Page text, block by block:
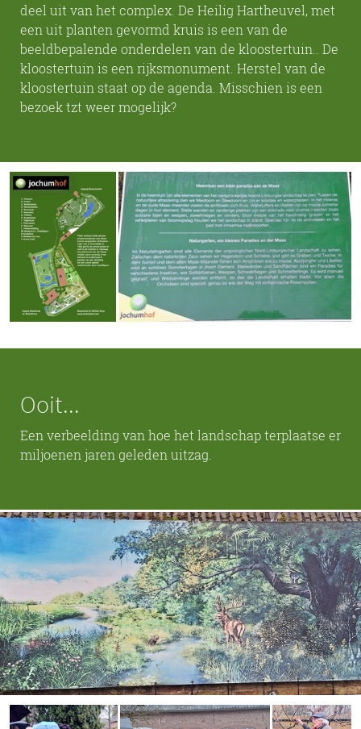
deel uit van het complex. De Heilig Hartheuvel, met
een uit planten gevormd kruis is een van de
beeldbepalende onderdelen van de kloostertuin.. De
kloostertuin is een rijksmonument. Herstel van de
kloostertuin staat op de agenda. Misschien is een
bezoek tzt weer mogelijk?
Ooit...
Een verbeelding van hoe het landschap terplaatse er
miljoenen jaren geleden uitzag.